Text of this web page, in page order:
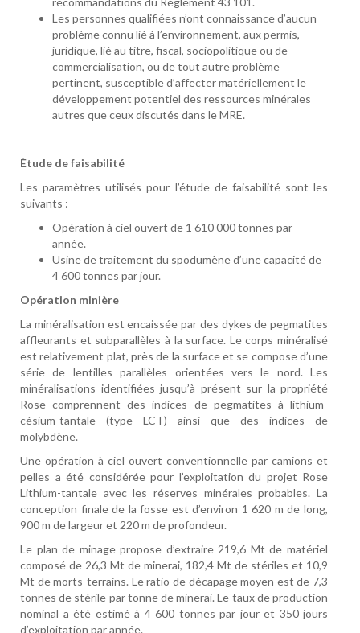
Les personnes qualifiées n’ont connaissance d’aucun
problème connu lié à l’environnement, aux permis,
juridique, lié au titre, fiscal, sociopolitique ou de
commercialisation, ou de tout autre problème
pertinent, susceptible d’affecter matériellement le
développement potentiel des ressources minérales
autres que ceux discutés dans le MRE.
Étude de faisabilité
Les paramètres utilisés pour l’étude de faisabilité sont les
suivants :
Opération à ciel ouvert de 1 610 000 tonnes par
année.
Usine de traitement du spodumène d’une capacité de
4 600 tonnes par jour.
Opération minière
La minéralisation est encaissée par des dykes de pegmatites
affleurants et subparallèles à la surface. Le corps minéralisé
est relativement plat, près de la surface et se compose d’une
série de lentilles parallèles orientées vers le nord. Les
minéralisations identifiées jusqu’à présent sur la propriété
Rose comprennent des indices de pegmatites à lithium-
césium-tantale (type LCT) ainsi que des indices de
molybdène.
Une opération à ciel ouvert conventionnelle par camions et
pelles a été considérée pour l’exploitation du projet Rose
Lithium-tantale avec les réserves minérales probables. La
conception finale de la fosse est d’environ 1 620 m de long,
900 m de largeur et 220 m de profondeur.
Le plan de minage propose d’extraire 219,6 Mt de matériel
composé de 26,3 Mt de minerai, 182,4 Mt de stériles et 10,9
Mt de morts-terrains. Le ratio de décapage moyen est de 7,3
tonnes de stérile par tonne de minerai. Le taux de production
nominal a été estimé à 4 600 tonnes par jour et 350 jours
d’exploitation par année.